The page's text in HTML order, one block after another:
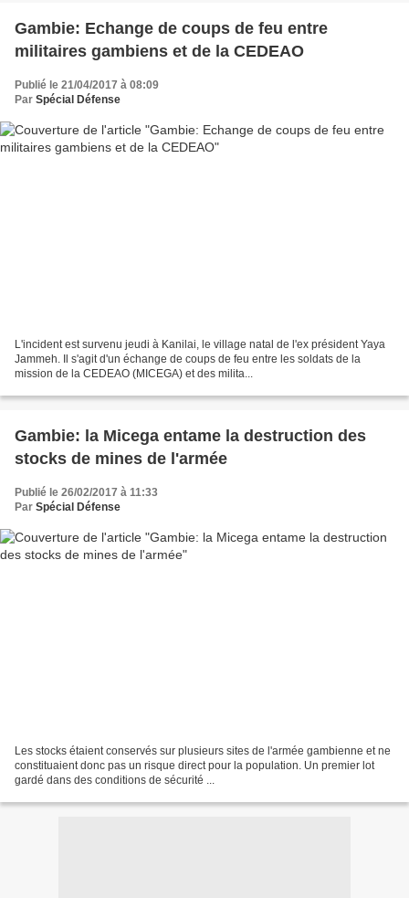
Gambie: Echange de coups de feu entre
militaires gambiens et de la CEDEAO
Publié le 21/04/2017 à 08:09
Par Spécial Défense
L'incident est survenu jeudi à Kanilai, le village natal de l'ex président Yaya
Jammeh. Il s'agit d'un échange de coups de feu entre les soldats de la
mission de la CEDEAO (MICEGA) et des milita...
Gambie: la Micega entame la destruction des
stocks de mines de l'armée
Publié le 26/02/2017 à 11:33
Par Spécial Défense
Les stocks étaient conservés sur plusieurs sites de l'armée gambienne et ne
constituaient donc pas un risque direct pour la population. Un premier lot
gardé dans des conditions de sécurité ...